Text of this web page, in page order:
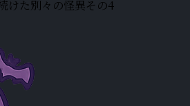
けた別々の怪異その4